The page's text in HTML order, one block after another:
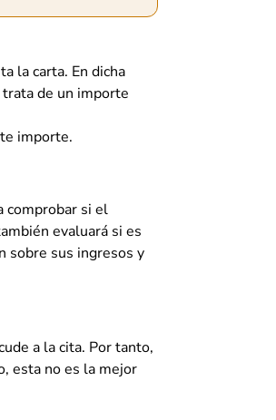
la carta. En dicha
trata de un importe
importe.
comprobar si el
evaluará si es
sobre sus ingresos y
a la cita. Por tanto,
esta no es la mejor